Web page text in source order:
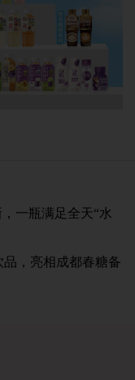
一瓶满足全天“水
，亮相成都春糖备